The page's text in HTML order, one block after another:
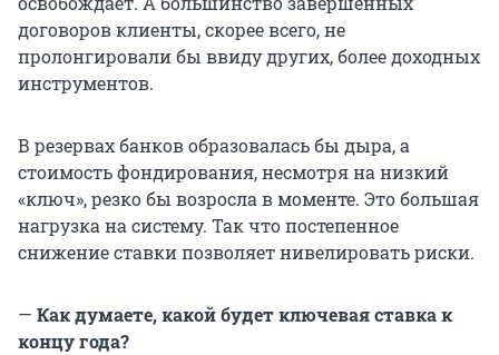
договоров клиенты, скорее всего, не
пролонгировали бы ввиду других, более доходных
инструментов.
В резервах банков образовалась бы дыра, а
стоимость фондирования, несмотря на низкий
«ключ», резко бы возросла в моменте. Это большая
нагрузка на систему. Так что постепенное
снижение ставки позволяет нивелировать риски.
— Как думаете, какой будет ключевая ставка к
концу года?